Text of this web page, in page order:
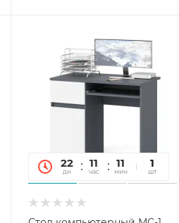
22
дн
11
час
11
мин
45
сек
1
шт